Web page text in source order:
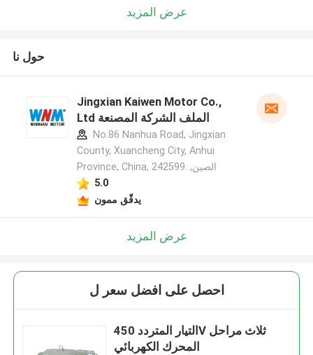
عرض المزيد
حول نا
Jingxian Kaiwen Motor Co.,
Ltd الملف الشركة المصنعة
No.86 Nanhua Road, Jingxian
County, Xuancheng City, Anhui
Province, China, 242599. ,الصين
5.0
يدقّق ممون
عرض المزيد
احصل على افضل سعر ل
التيار المتردد 450V ثلاث مراحل
المحرك الكهربائي